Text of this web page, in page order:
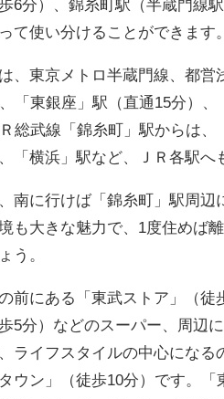
6分）、錦糸町駅（半蔵門線
て使い分けることができます。
、東京メトロ半蔵門線、都
「東銀座」駅（直通15分）
総武線「錦糸町」駅からは、
「横浜」駅など、ＪＲ各駅へ
南に行けば「錦糸町」駅周
も大きな魅力で、1度住めば
う。
前にある「東武ストア」（
5分）などのスーパー、周辺
ライフスタイルの中心にな
ウン」（徒歩10分）です。